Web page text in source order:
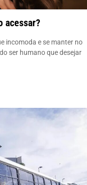
acessar?
incomoda e se manter no
ser humano que desejar